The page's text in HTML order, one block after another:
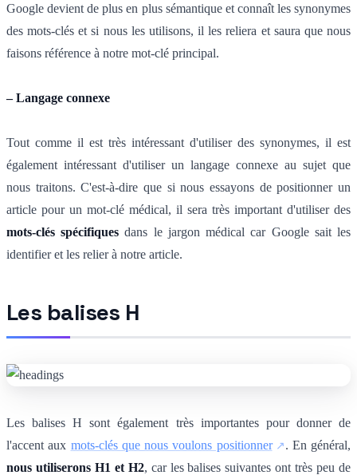
Google devient de plus en plus sémantique et connaît les synonymes
des mots-clés et si nous les utilisons, il les reliera et saura que nous
faisons référence à notre mot-clé principal.
– Langage connexe
Tout comme il est très intéressant d'utiliser des synonymes, il est
également intéressant d'utiliser un langage connexe au sujet que
nous traitons. C'est-à-dire que si nous essayons de positionner un
article pour un mot-clé médical, il sera très important d'utiliser des
mots-clés spécifiques dans le jargon médical car Google sait les
identifier et les relier à notre article.
Les balises H
Les balises H sont également très importantes pour donner de
l'accent aux mots-clés que nous voulons positionner
. En général,
nous utiliserons H1 et H2, car les balises suivantes ont très peu de